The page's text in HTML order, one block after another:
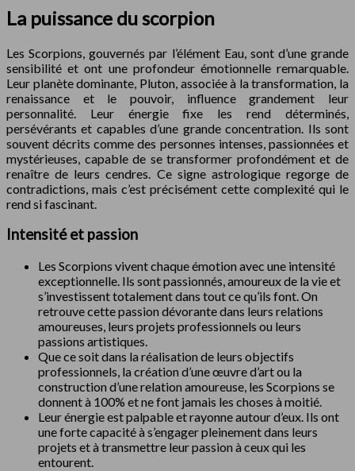
La puissance du scorpion
Les Scorpions, gouvernés par l’élément Eau, sont d’une grande
sensibilité et ont une profondeur émotionnelle remarquable.
Leur planète dominante, Pluton, associée à la transformation, la
renaissance et le pouvoir, influence grandement leur
personnalité. Leur énergie fixe les rend déterminés,
persévérants et capables d’une grande concentration. Ils sont
souvent décrits comme des personnes intenses, passionnées et
mystérieuses, capable de se transformer profondément et de
renaître de leurs cendres. Ce signe astrologique regorge de
contradictions, mais c’est précisément cette complexité qui le
rend si fascinant.
Intensité et passion
Les Scorpions vivent chaque émotion avec une intensité
exceptionnelle. Ils sont passionnés, amoureux de la vie et
s’investissent totalement dans tout ce qu’ils font. On
retrouve cette passion dévorante dans leurs relations
amoureuses, leurs projets professionnels ou leurs
passions artistiques.
Que ce soit dans la réalisation de leurs objectifs
professionnels, la création d’une œuvre d’art ou la
construction d’une relation amoureuse, les Scorpions se
donnent à 100% et ne font jamais les choses à moitié.
Leur énergie est palpable et rayonne autour d’eux. Ils ont
une forte capacité à s’engager pleinement dans leurs
projets et à transmettre leur passion à ceux qui les
entourent.